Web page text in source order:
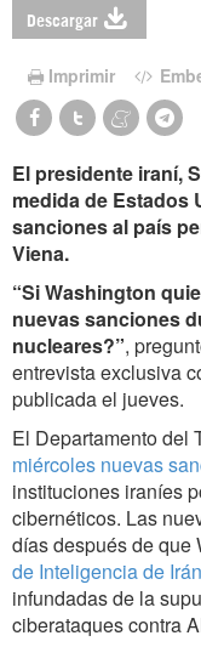
Descargar
Imprimir
El presidente iraní,
medida de Estados
sanciones al país
Viena.
“Si Washington
nuevas sanciones
nucleares?”,
entrevista exclusiva
publicada el jueves.
El Departamento del
miércoles nuevas
instituciones iraníes
cibernéticos. Las
días después de que
de Inteligencia de
infundadas de la
ciberataques contra